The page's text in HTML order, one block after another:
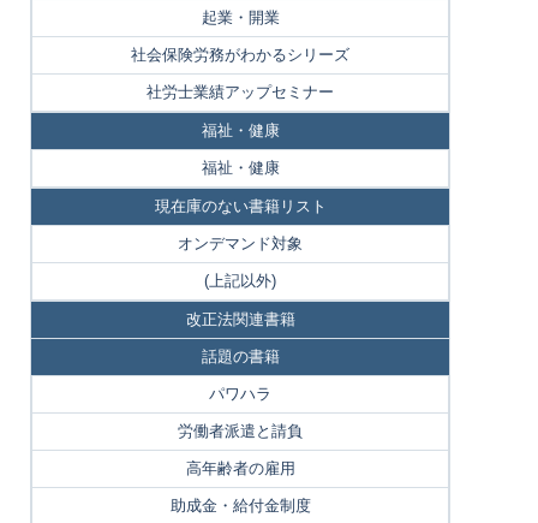
起業・開業
社会保険労務がわかるシリーズ
社労士業績アップセミナー
福祉・健康
福祉・健康
現在庫のない書籍リスト
オンデマンド対象
(上記以外)
改正法関連書籍
話題の書籍
パワハラ
労働者派遣と請負
高年齢者の雇用
助成金・給付金制度